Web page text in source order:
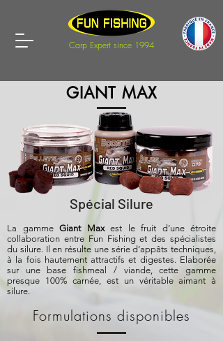
Carp Expert since 1994
GIANT MAX
Spécial Silure
La gamme Giant Maxest le fruit d’une étroite
collaboration entre Fun Fishing et des spécialistes
du silure. Il en résulte une série d’appâts techniques,
à la fois hautement attractifs et digestes. Elaborée
sur une base fishmeal / viande, cette gamme
presque 100% carnée, est un véritable aimant à
silure.
Formulations disponibles